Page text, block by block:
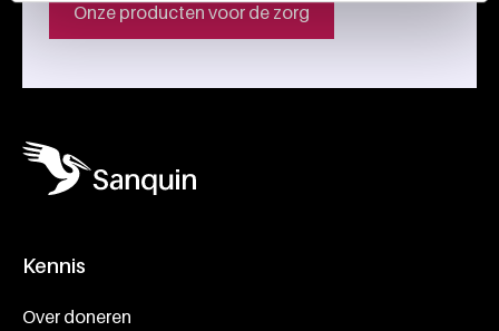
Onze producten voor de zorg
Kennis
Over doneren